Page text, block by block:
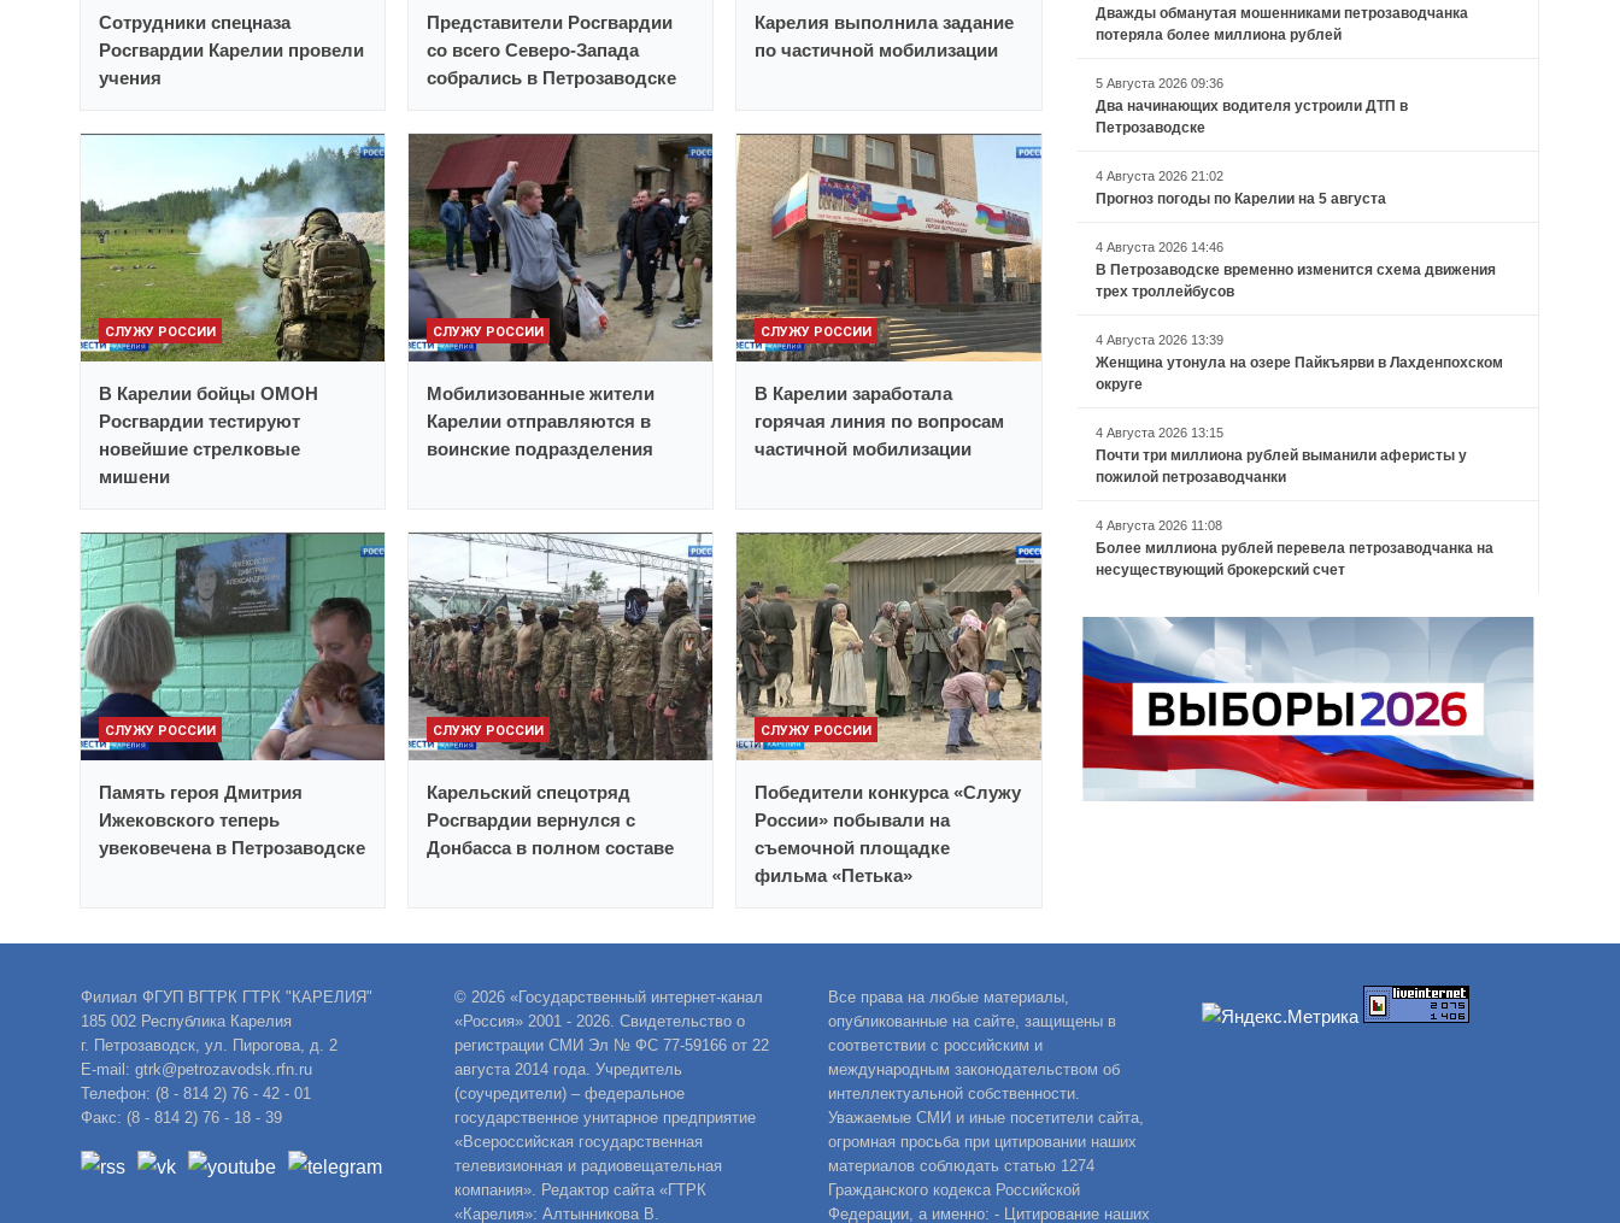
Сотрудники спецназа
Росгвардии Карелии провели
учения
Представители Росгвардии
со всего Северо-Запада
собрались в Петрозаводске
Карелия выполнила задание
по частичной мобилизации
СЛУЖУ РОССИИ
В Карелии бойцы ОМОН
Росгвардии тестируют
новейшие стрелковые
мишени
СЛУЖУ РОССИИ
Мобилизованные жители
Карелии отправляются в
воинские подразделения
СЛУЖУ РОССИИ
В Карелии заработала
горячая линия по вопросам
частичной мобилизации
СЛУЖУ РОССИИ
Память героя Дмитрия
Ижековского теперь
увековечена в Петрозаводске
СЛУЖУ РОССИИ
Карельский спецотряд
Росгвардии вернулся с
Донбасса в полном составе
СЛУЖУ РОССИИ
Победители конкурса «Служу
России» побывали на
съемочной площадке
фильма «Петька»
Дважды обманутая мошенниками петрозаводчанка
потеряла более миллиона рублей
5 Августа 2026 09:36
Два начинающих водителя устроили ДТП в
Петрозаводске
4 Августа 2026 21:02
Прогноз погоды по Карелии на 5 августа
4 Августа 2026 14:46
В Петрозаводске временно изменится схема движения
трех троллейбусов
4 Августа 2026 13:39
Женщина утонула на озере Пайкъярви в Лахденпохском
округе
4 Августа 2026 13:15
Почти три миллиона рублей выманили аферисты у
пожилой петрозаводчанки
4 Августа 2026 11:08
Более миллиона рублей перевела петрозаводчанка на
несуществующий брокерский счет
Филиал ФГУП ВГТРК ГТРК "КАРЕЛИЯ"
185 002 Республика Карелия
г. Петрозаводск, ул. Пирогова, д. 2
E-mail: gtrk@petrozavodsk.rfn.ru
Телефон: (8 - 814 2) 76 - 42 - 01
Факс: (8 - 814 2) 76 - 18 - 39
© 2026 «Государственный интернет-канал
«Россия» 2001 - 2026. Свидетельство о
регистрации СМИ Эл № ФС 77-59166 от 22
августа 2014 года. Учредитель
(соучредители) – федеральное
государственное унитарное предприятие
«Всероссийская государственная
телевизионная и радиовещательная
компания». Редактор сайта «ГТРК
«Карелия»: Алтынникова В.
Все права на любые материалы,
опубликованные на сайте, защищены в
соответствии с российским и
международным законодательством об
интеллектуальной собственности.
Уважаемые СМИ и иные посетители сайта,
огромная просьба при цитировании наших
материалов соблюдать статью 1274
Гражданского кодекса Российской
Федерации, а именно: - Цитирование наших